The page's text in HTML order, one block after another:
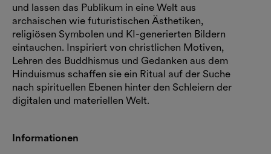
und lassen das Publikum in eine Welt aus
archaischen wie futuristischen Ästhet­iken,
religiösen Symbolen und KI­-gene­rierten Bildern
eintauchen. Inspiriert von christlichen Motiven,
Lehren des Buddhismus und Gedanken aus dem
Hinduismus schaffen sie ein Ritual auf der Suche
nach spirituellen Ebenen hinter den Schleiern der
digitalen und materiellen Welt.
Informationen